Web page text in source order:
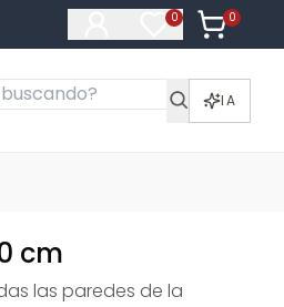
0
Artículos en
0
Artículos
IA
cm
las paredes de la